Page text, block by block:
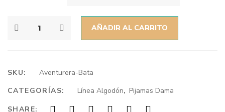
AÑADIR AL CARRITO
SKU:
Aventurera-Bata
CATEGORÍAS:
Línea Algodón, Pijamas Dama
SHARE: